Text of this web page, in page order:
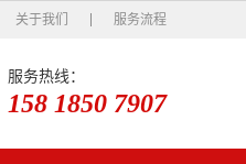
关于我们 服务流程
服务热线：
158 1850 7907